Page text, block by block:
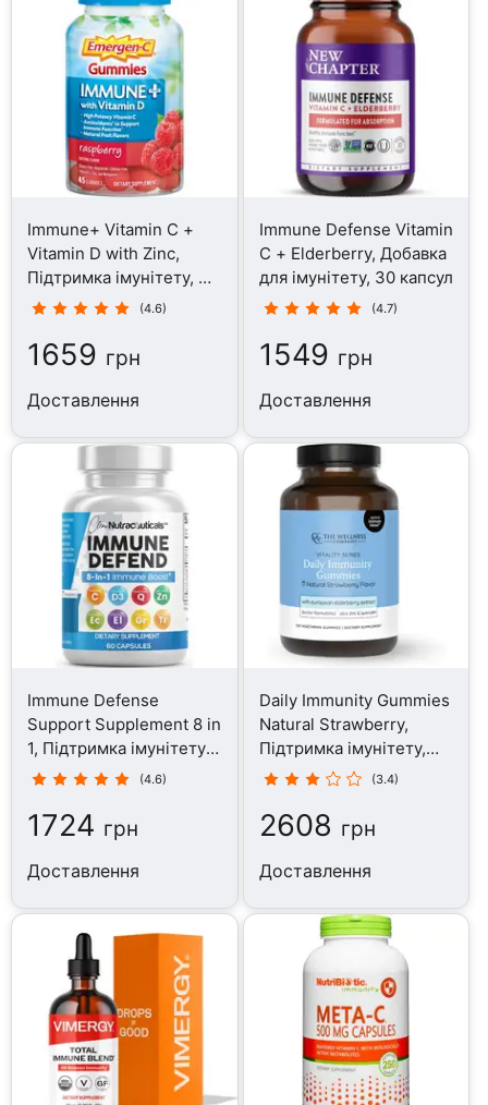
Immune+ Vitamin C +
Vitamin D with Zinc,
Підтримка імунітету, 45
таблеток
(4.6)
1659 грн
Доставлення
Immune Defense Vitamin
C + Elderberry, Добавка
для імунітету, 30 капсул
(4.7)
1549 грн
Доставлення
Immune Defense
Support Supplement 8 in
1, Підтримка імунітету,
60 капсул
(4.6)
1724 грн
Доставлення
Daily Immunity Gummies
Natural Strawberry,
Підтримка імунітету,
120 таблеток
(3.4)
2608 грн
Доставлення